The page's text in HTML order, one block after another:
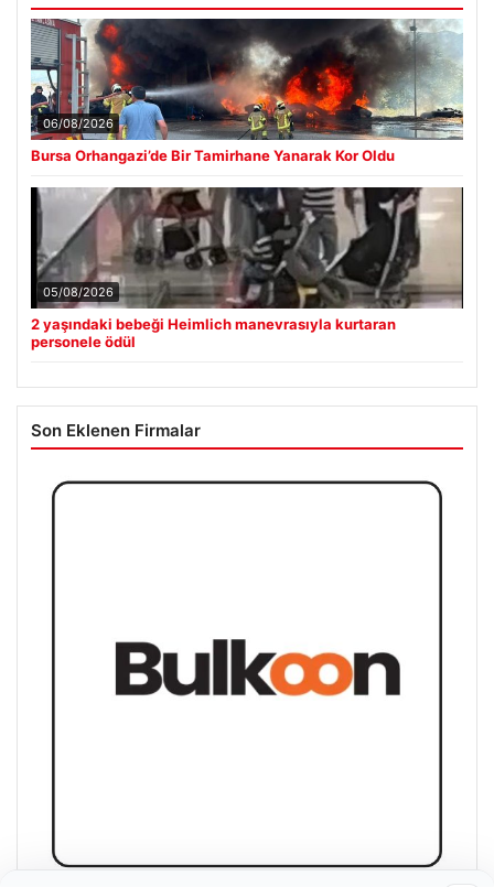
06/08/2026
Bursa Orhangazi’de Bir Tamirhane Yanarak Kor Oldu
05/08/2026
2 yaşındaki bebeği Heimlich manevrasıyla kurtaran
personele ödül
Son Eklenen Firmalar